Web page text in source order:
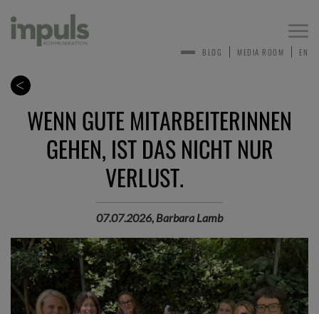
EN
MEDIA ROOM
BLOG
WENN GUTE MITARBEITERINNEN
GEHEN, IST DAS NICHT NUR
VERLUST.
07.07.2026, Barbara Lamb